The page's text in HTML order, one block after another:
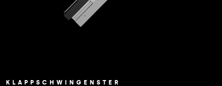
KLAPPSCHWINGENSTER